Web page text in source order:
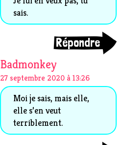
sais.
Répondre
Badmonkey
27 septembre 2020 à 13:26
Moi je sais, mais elle,
elle s’en veut
terriblement.